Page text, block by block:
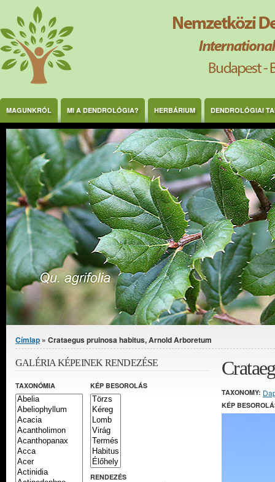
Ugrás a tartalomra
MAGUNKRÓL MI A DENDROLÓGIA? HERBÁRIUM DENDROLÓGIAI
Jelenlegi hely
Címlap » Crataegus pruinosa habitus, Arnold Arboretum
TAXONOMY:
KÉP
GALÉRIA KÉPEINEK RENDEZÉSE
TAXONÓMIA KÉP BESOROLÁS
RENDEZÉS